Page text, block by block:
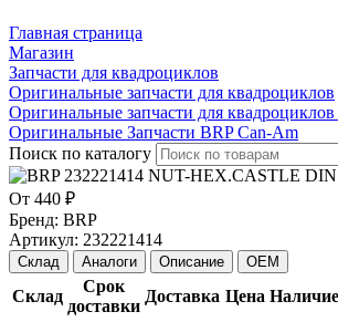
Главная страница
Магазин
Запчасти для квадроциклов
Оригинальные запчасти для квадроциклов
Оригинальные запчасти для
Оригинальные Запчасти BRP Can-Am
Поиск по каталогу
От 440 ₽
Бренд: BRP
Артикул: 232221414
Склад Аналоги Описание OEM
Склад
Срок
доставки
Доставка Цена Наличие